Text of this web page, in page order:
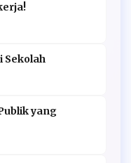
Sekolah
yang